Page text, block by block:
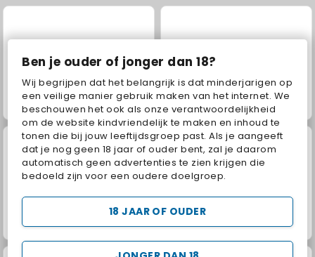
Ben je ouder of jonger dan 18?
Wij begrijpen dat het belangrijk is dat minderjarigen op
een veilige manier gebruik maken van het internet. We
beschouwen het ook als onze verantwoordelijkheid
om de website kindvriendelijk te maken en inhoud te
tonen die bij jouw leeftijdsgroep past. Als je aangeeft
dat je nog geen 18 jaar of ouder bent, zal je daarom
automatisch geen advertenties te zien krijgen die
bedoeld zijn voor een oudere doelgroep.
18 JAAR OF OUDER
Fashion Princess - Dress Up for Girls Jewel Garden Story
Masha and the Bear: Meadows Scala 40